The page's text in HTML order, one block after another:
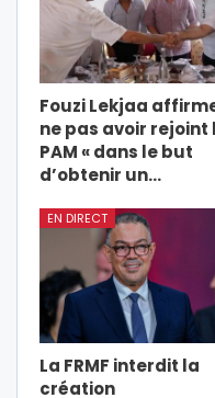
Fouzi Lekjaa
ne pas avoir rejoint
PAM « dans le but
d’obtenir un…
EN DIRECT
La FRMF interdit la
création